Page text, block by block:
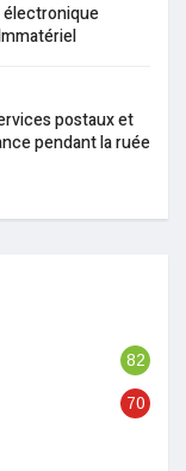
électronique
postaux et
pendant la ruée
82
70